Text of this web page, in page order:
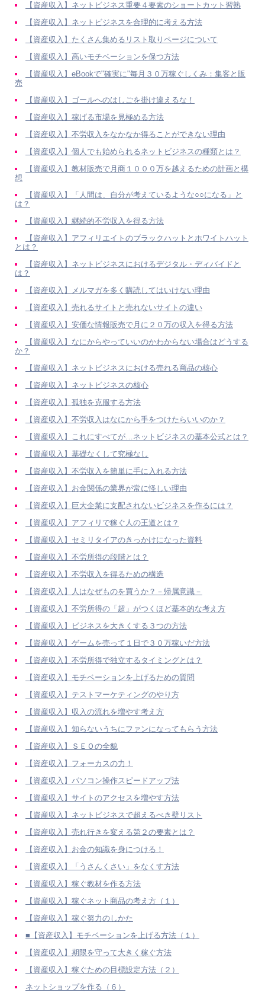
【資産収入】ネットビジネス重要４要素のショートカット習熟
【資産収入】ネットビジネスを合理的に考える方法
【資産収入】たくさん集めるリスト取りページについて
【資産収入】高いモチベーションを保つ方法
【資産収入】eBookで"確実に"毎月３０万稼ぐしくみ：集客と販
売
【資産収入】ゴールへのはしごを掛け違えるな！
【資産収入】稼げる市場を見極める方法
【資産収入】不労収入をなかなか得ることができない理由
【資産収入】個人でも始められるネットビジネスの種類とは？
【資産収入】教材販売で月商１０００万を越えるための計画と構
想
【資産収入】「人間は、自分が考えているような○○になる」と
は？
【資産収入】継続的不労収入を得る方法
【資産収入】アフィリエイトのブラックハットとホワイトハット
とは？
【資産収入】ネットビジネスにおけるデジタル・ディバイドと
は？
【資産収入】メルマガを多く購読してはいけない理由
【資産収入】売れるサイトと売れないサイトの違い
【資産収入】安価な情報販売で月に２０万の収入を得る方法
【資産収入】なにからやっていいのかわからない場合はどうする
か？
【資産収入】ネットビジネスにおける売れる商品の核心
【資産収入】ネットビジネスの核心
【資産収入】孤独を克服する方法
【資産収入】不労収入はなにから手をつけたらいいのか？
【資産収入】これにすべてが…ネットビジネスの基本公式とは？
【資産収入】基礎なくして究極なし
【資産収入】不労収入を簡単に手に入れる方法
【資産収入】お金関係の業界が常に怪しい理由
【資産収入】巨大企業に支配されないビジネスを作るには？
【資産収入】アフィリで稼ぐ人の王道とは？
【資産収入】セミリタイアのきっかけになった資料
【資産収入】不労所得の段階とは？
【資産収入】不労収入を得るための構造
【資産収入】人はなぜものを買うか？－帰属意識－
【資産収入】不労所得の「超」がつくほど基本的な考え方
【資産収入】ビジネスを大きくする３つの方法
【資産収入】ゲームを売って１日で３０万稼いだ方法
【資産収入】不労所得で独立するタイミングとは？
【資産収入】モチベーションを上げるための質問
【資産収入】テストマーケティングのやり方
【資産収入】収入の流れを増やす考え方
【資産収入】知らないうちにファンになってもらう方法
【資産収入】ＳＥＯの全貌
【資産収入】フォーカスの力！
【資産収入】パソコン操作スピードアップ法
【資産収入】サイトのアクセスを増やす方法
【資産収入】ネットビジネスで超えるべき壁リスト
【資産収入】売れ行きを変える第２の要素とは？
【資産収入】お金の知識を身につける！
【資産収入】「うさんくさい」をなくす方法
【資産収入】稼ぐ教材を作る方法
【資産収入】稼ぐネット商品の考え方（１）
【資産収入】稼ぐ努力のしかた
■【資産収入】モチベーションを上げる方法（１）
【資産収入】期限を守って大きく稼ぐ方法
【資産収入】稼ぐための目標設定方法（２）
ネットショップを作る（６）